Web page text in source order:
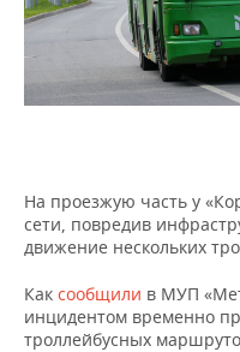
НЕФТЕХИМИЯ
НЕФТЬ
РОЗНИЧНАЯ
ТРАНСПОРТ
НОВОСТИ
IT
МЕРОПРИЯТИЯ
НОВОСТИ
БИЗНЕС-БРАНЧИ
ОТКРЫТАЯ ЛЕКЦИЯ
СПОРТ
ФУТБОЛ
БАСКЕТБОЛ
НОВОСТИ ОБЩЕСТВА
ИНФРАСТРУКТУРА
ФОТОГАЛЕРЕЯ
СПРАВОЧНИК
На проезжую часть у
сети, повредив
движение нескольких
Как сообщили в МУП
инцидентом временно
троллейбусных